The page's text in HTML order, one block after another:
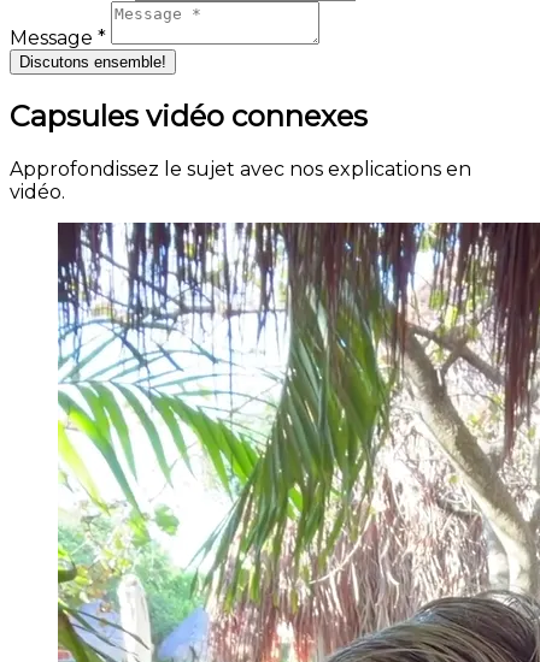
Message *
Discutons ensemble!
Capsules vidéo connexes
Approfondissez le sujet avec nos explications en
vidéo.